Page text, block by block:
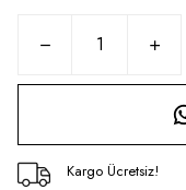
Kargo Ücretsiz!